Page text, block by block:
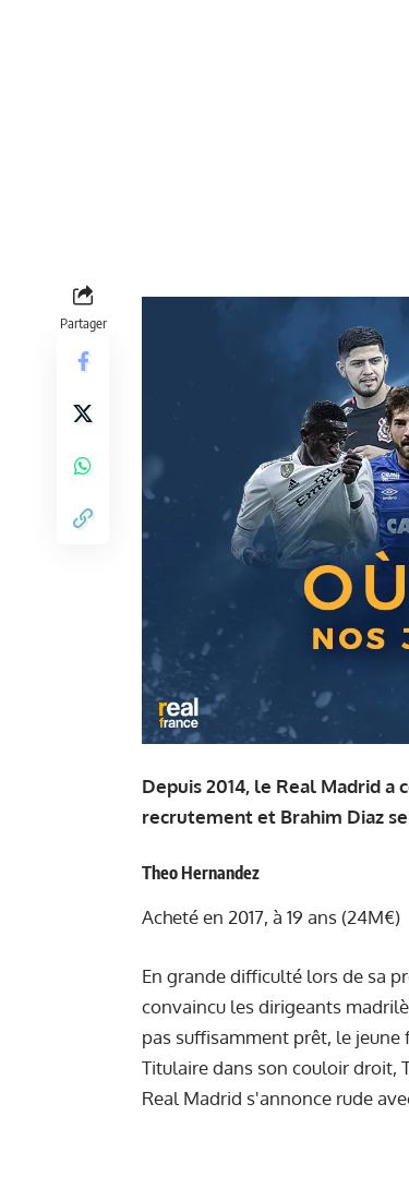
Partager
Depuis 2014, le Real Madrid
recrutement et Brahim Diaz
Theo Hernandez
Acheté en 2017, à 19 ans (24M€)
En grande difficulté lors de sa
convaincu les dirigeants
pas suffisamment prêt, le jeune
Titulaire dans son couloir droit,
Real Madrid s'annonce rude